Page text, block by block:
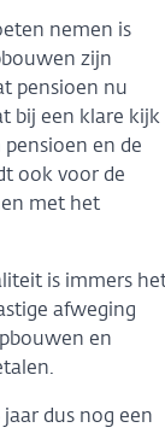
nemen is
zijn
pensioen nu
bij een klare kijk
en de
ook voor de
met het
is immers
afweging
en
dus nog een